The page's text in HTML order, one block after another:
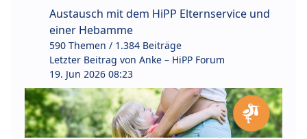
Austausch mit dem HiPP Elternservice und
einer Hebamme
590 Themen / 1.384 Beiträge
Letzter Beitrag von Anke – HiPP Forum
19. Jun 2026 08:23